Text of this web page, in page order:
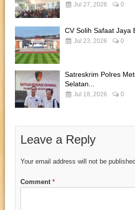
Jul 27, 2026 0
CV Solih Safaat Jaya
Jul 23, 2026 0
Satreskrim Polres
Selatan...
Jul 18, 2026 0
Leave a Reply
Your email address will not be
Comment *